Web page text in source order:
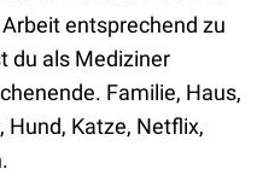
entsprechend zu
du als Mediziner
Familie, Haus,
Hund, Katze, Netflix,